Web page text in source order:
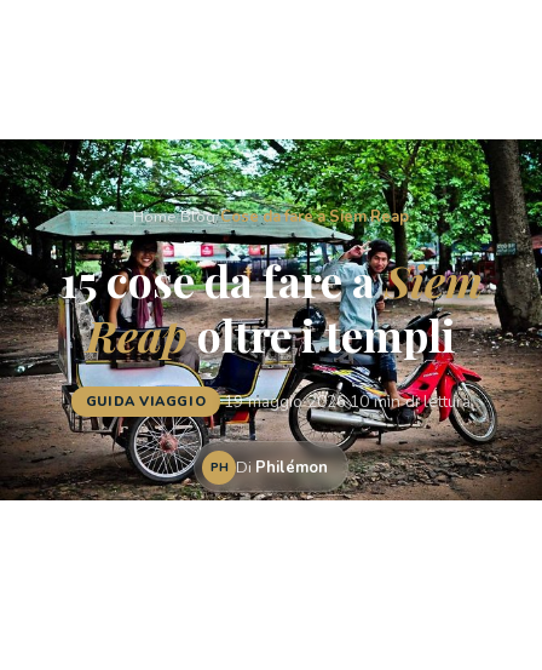
Home/Blog/Cose da fare a Siem Reap
15 cose da fare aSiem
Reapoltre i templi
GUIDA VIAGGIO ·19 maggio 2026·10 min di lettura
PH Di Philémon